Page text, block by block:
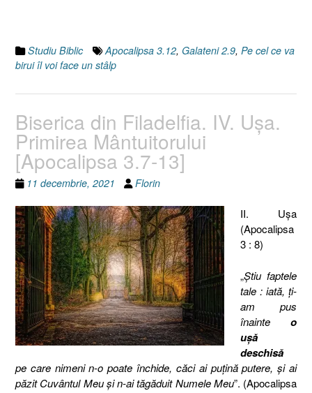
Studiu Biblic Apocalipsa 3.12, Galateni 2.9, Pe cel ce va
birui îl voi face un stâlp
Biserica din Filadelfia. IV. Uşa.
Primirea Mântuitorului
[Apocalipsa 3.7-13]
11 decembrie, 2021 Florin
II. Uşa
(Apocalipsa
3 : 8)
„Ştiu faptele
tale : iată, ţi-
am pus
înainte o
uşă
deschisă
pe care nimeni n-o poate închide, căci ai puţină putere, şi ai
păzit Cuvântul Meu şi n-ai tăgăduit Numele Meu”. (Apocalipsa